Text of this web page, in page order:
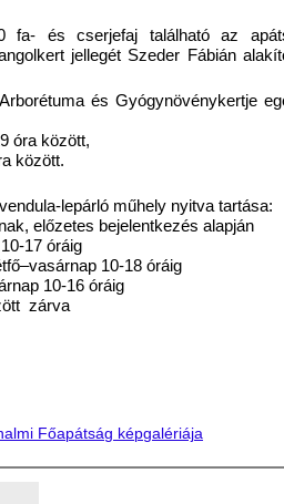
fa- és cserjefaj található az
jellegét Szeder Fábián
és Gyógynövénykertje
óra között,
között.
lepárló műhely nyitva tartása:
előzetes bejelentkezés alapján
17 óráig
10-18 óráig
10-16 óráig
zárva
Főapátság képgalériája